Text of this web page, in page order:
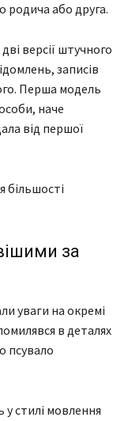
родича або друга.
версії штучного
записів
Перша модель
наче
від першої
більшості
за
уваги на окремі
в деталях
псувало
стилі мовлення